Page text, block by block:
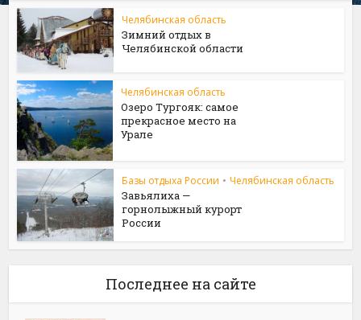
Челябинская область
Зимний отдых в
Челябинской области
Челябинская область
Озеро Тургояк: самое
прекрасное место на
Урале
Базы отдыха России • Челябинская область
Завьялиха —
горнолыжный курорт
России
Последнее на сайте